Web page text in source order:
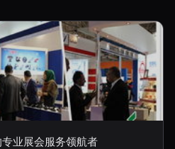
业展会服务领航者